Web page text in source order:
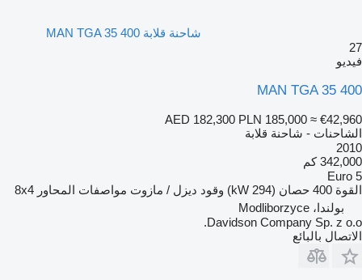
شاحنة قلابة MAN TGA 35 400
27
فيديو
MAN TGA 35 400
AED 182,300 PLN 185,000 ≈ €42,960
الشاحنات - شاحنة قلابة
2010
342,000 كم
Euro 5
القوة 400 حصان (294 kW) وقود ديزل / مازوت مواصفات المحاور 8x4
بولندا، Modliborzyce
Davidson Company Sp. z o.o.
الاتصال بالبائع